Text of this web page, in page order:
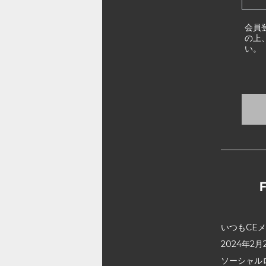
会員
の上
い。
いつもCE
2024年2月
ソーシャ